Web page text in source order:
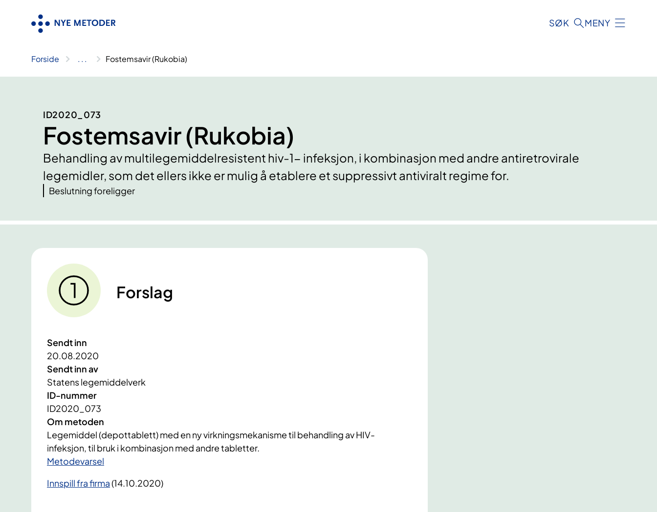
SØK MENY
Forside .. . Fostemsavir (Rukobia)
ID2020_073
Fostemsavir (Rukobia)
Behandling av multilegemiddelresistent hiv-1- infeksjon, i kombinasjon med andre antiretrovirale
legemidler, som det ellers ikke er mulig å etablere et suppressivt antiviralt regime for.
Beslutning foreligger
Forslag
Sendt inn
20.08.2020
Sendt inn av
Statens legemiddelverk
ID-nummer
ID2020_073
Om metoden
Legemiddel (depottablett) med en ny virkningsmekanisme til behandling av HIV-
infeksjon, til bruk i kombinasjon med andre tabletter.
​Metodevarsel
Innspill fra firma(14.10.2020)